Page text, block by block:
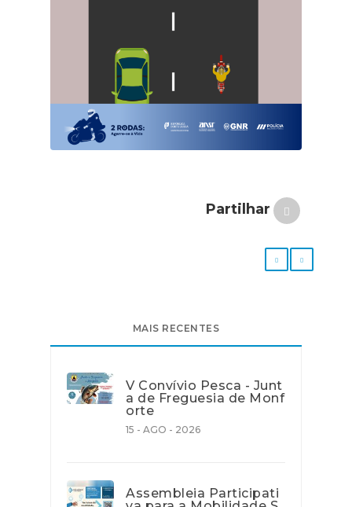
Partilhar
MAIS RECENTES
V Convívio Pesca - Junt
a de Freguesia de Monf
orte
15 - AGO - 2026
Assembleia Participati